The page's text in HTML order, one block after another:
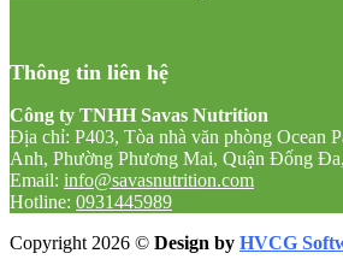
Thông tin liên hệ
Công ty TNHH Savas Nutrition
Địa chỉ: P403, Tòa nhà văn phòng Ocean
Anh, Phường Phương Mai, Quận Đống
Email: info@savasnutrition.com
Hotline: 0931445989
Copyright 2026 © Design by HVCG